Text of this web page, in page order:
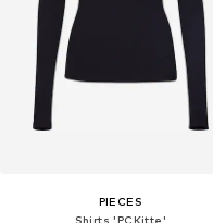
PIECES
Shirts 'PCKitte'